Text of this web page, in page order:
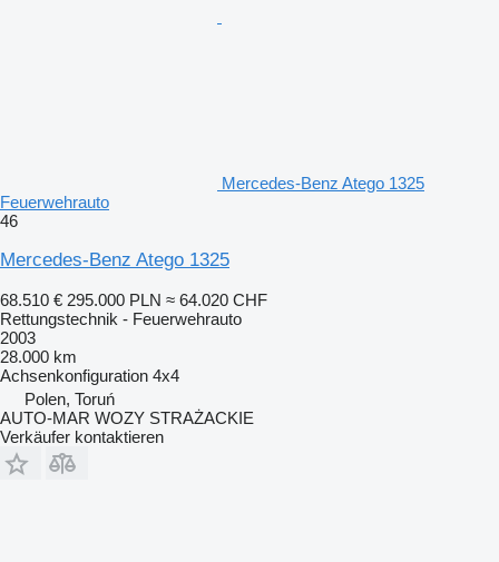
Mercedes-Benz Atego 1325
Feuerwehrauto
46
Mercedes-Benz Atego 1325
68.510 € 295.000 PLN ≈ 64.020 CHF
Rettungstechnik - Feuerwehrauto
2003
28.000 km
Achsenkonfiguration 4x4
Polen, Toruń
AUTO-MAR WOZY STRAŻACKIE
Verkäufer kontaktieren